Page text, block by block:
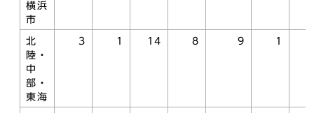
横浜
市
北
陸・
中
部・
東海
3 1 14 8 9 1